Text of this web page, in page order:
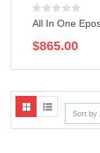
All In One
$865.00
Sort by